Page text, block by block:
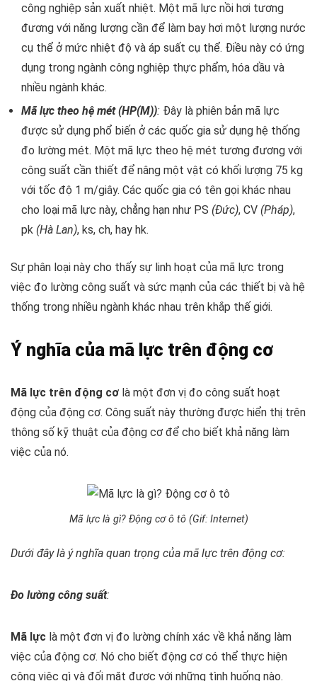
công nghiệp sản xuất nhiệt. Một mã lực nồi hơi tương
đương với năng lượng cần để làm bay hơi một lượng nước
cụ thể ở mức nhiệt độ và áp suất cụ thể. Điều này có ứng
dụng trong ngành công nghiệp thực phẩm, hóa dầu và
nhiều ngành khác.
Mã lực theo hệ mét (HP(M)): Đây là phiên bản mã lực
được sử dụng phổ biến ở các quốc gia sử dụng hệ thống
đo lường mét. Một mã lực theo hệ mét tương đương với
công suất cần thiết để nâng một vật có khối lượng 75 kg
với tốc độ 1 m/giây. Các quốc gia có tên gọi khác nhau
cho loại mã lực này, chẳng hạn như PS (Đức), CV (Pháp),
pk (Hà Lan), ks, ch, hay hk.
Sự phân loại này cho thấy sự linh hoạt của mã lực trong
việc đo lường công suất và sức mạnh của các thiết bị và hệ
thống trong nhiều ngành khác nhau trên khắp thế giới.
Ý nghĩa của mã lực trên động cơ
Mã lực trên động cơ là một đơn vị đo công suất hoạt
động của động cơ. Công suất này thường được hiển thị trên
thông số kỹ thuật của động cơ để cho biết khả năng làm
việc của nó.
Mã lực là gì? Động cơ ô tô (Gif: Internet)
Dưới đây là ý nghĩa quan trọng của mã lực trên động cơ:
Đo lường công suất:
Mã lực là một đơn vị đo lường chính xác về khả năng làm
việc của động cơ. Nó cho biết động cơ có thể thực hiện
công việc gì và đối mặt được với những tình huống nào.